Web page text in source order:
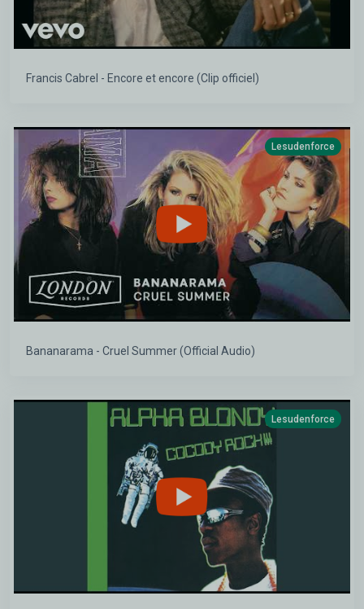
Francis Cabrel - Encore et encore (Clip officiel)
Lesudenforce
Bananarama - Cruel Summer (Official Audio)
Lesudenforce